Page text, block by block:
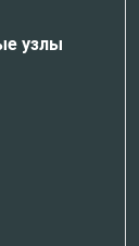
узлы